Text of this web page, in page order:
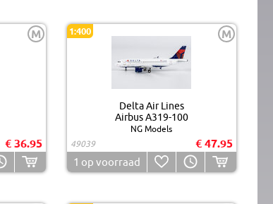
M
€ 36.95
1:400 M
Delta Air Lines
Airbus A319-100
NG Models
49039
€ 47.95
1 op voorraad